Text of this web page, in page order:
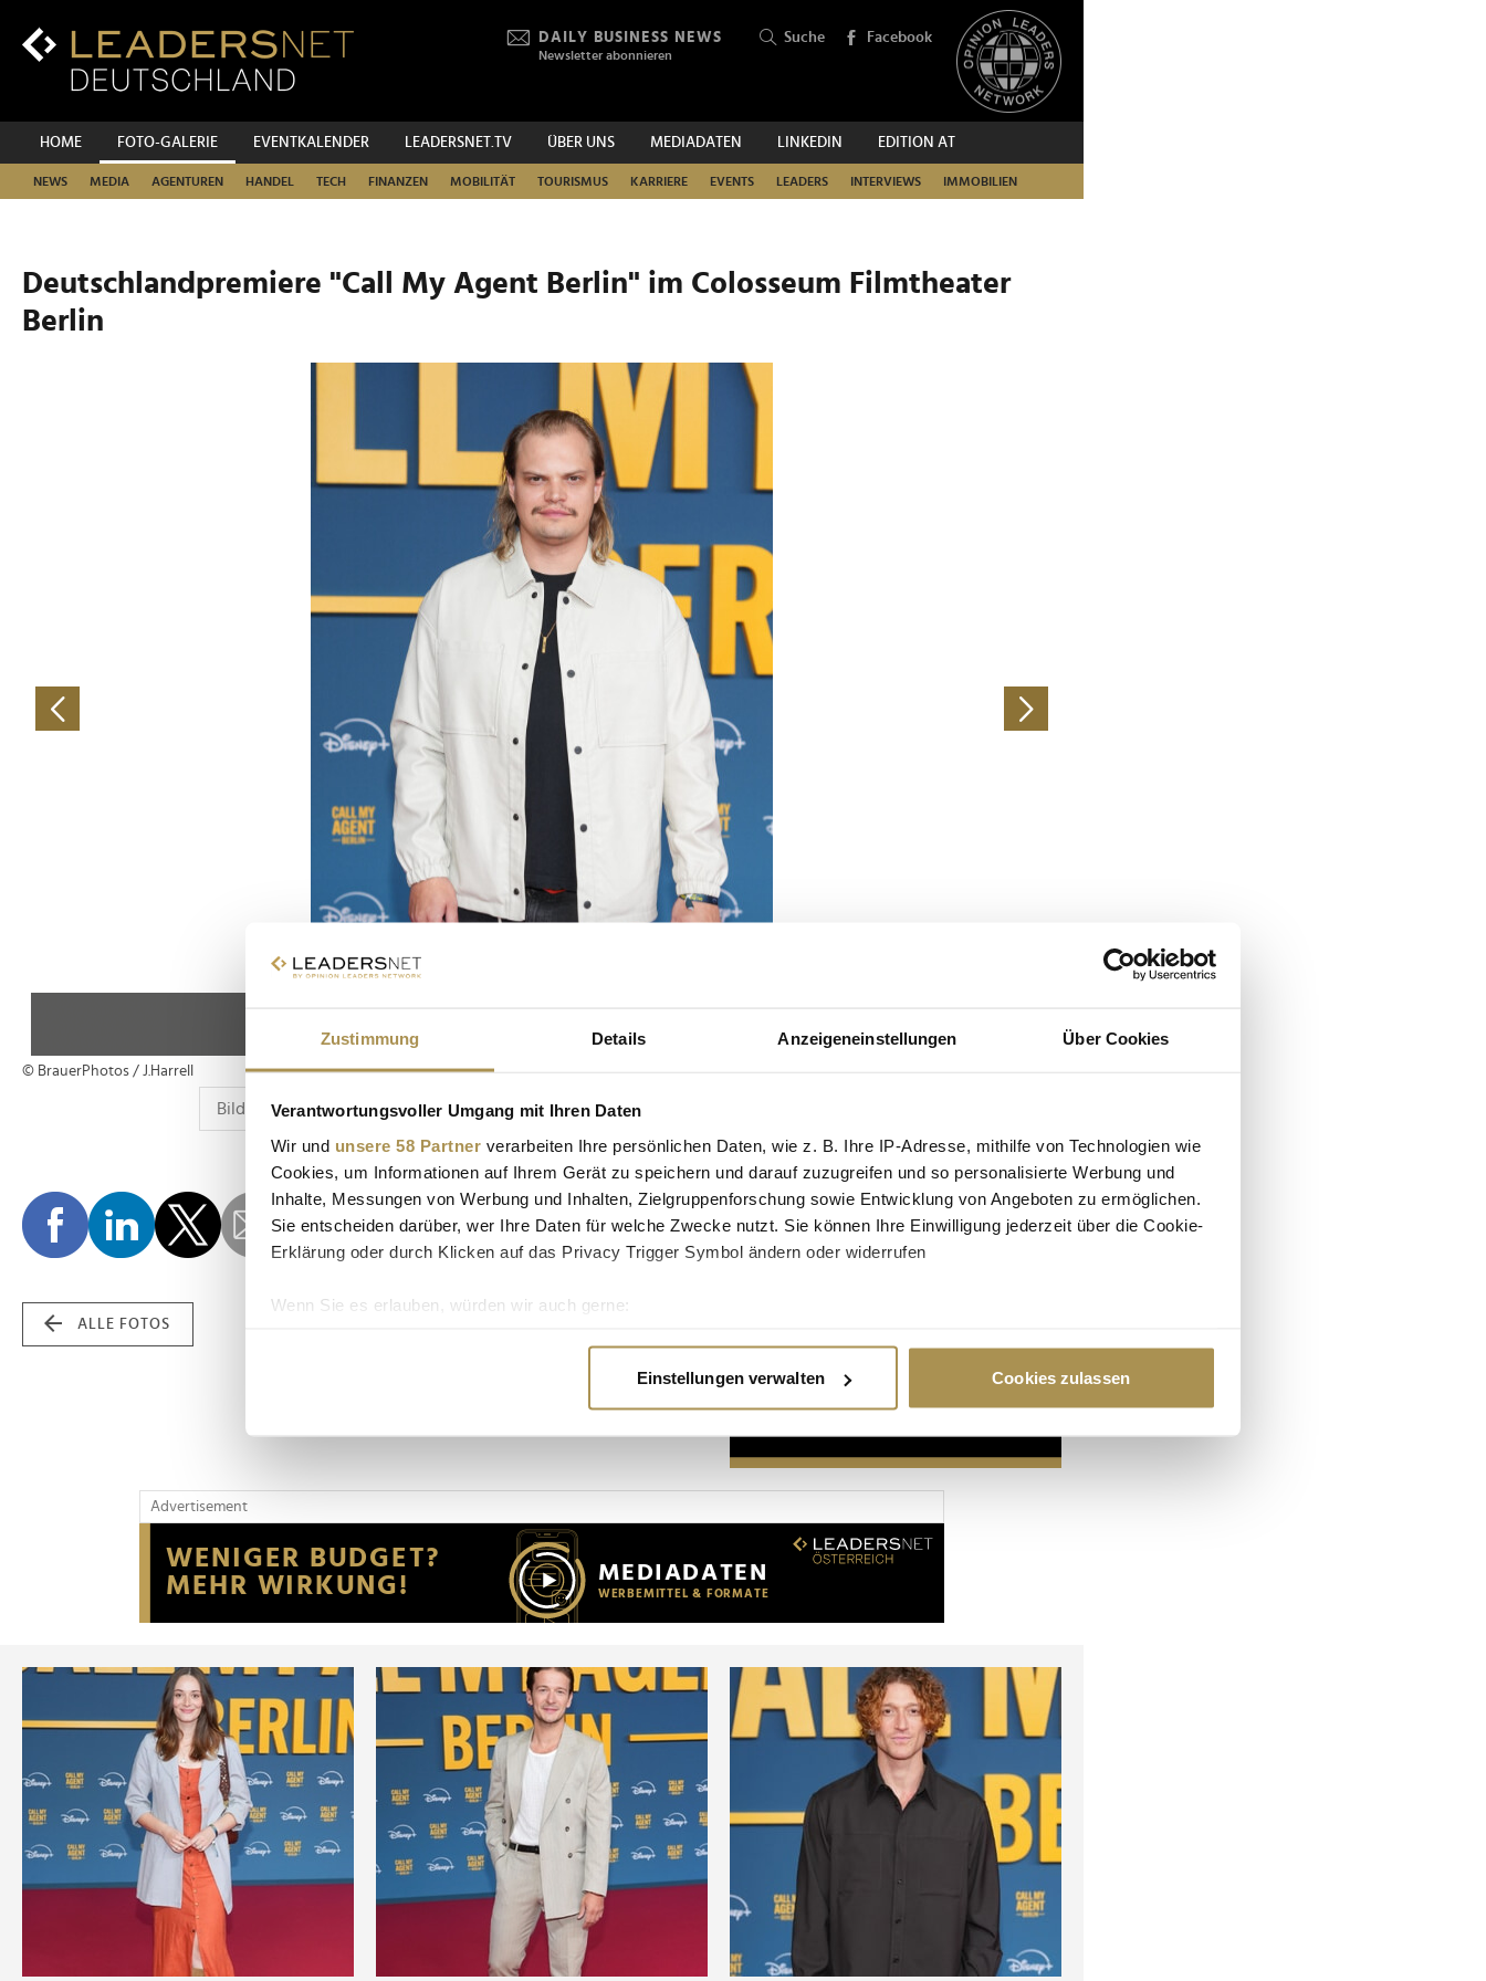
Zustimmung Details Anzeigeneinstellungen Über Cookies
Verantwortungsvoller Umgang mit Ihren Daten
Wir und unsere 58 Partner verarbeiten Ihre persönlichen Daten, wie z. B. Ihre IP-Adresse, mithilfe von Technologien wie
Cookies, um Informationen auf Ihrem Gerät zu speichern und darauf zuzugreifen und so personalisierte Werbung und
Inhalte, Messungen von Werbung und Inhalten, Zielgruppenforschung sowie Entwicklung von Angeboten zu ermöglichen.
Sie entscheiden darüber, wer Ihre Daten für welche Zwecke nutzt. Sie können Ihre Einwilligung jederzeit über die Cookie-
Erklärung oder durch Klicken auf das Privacy Trigger Symbol ändern oder widerrufen
Wenn Sie es erlauben, würden wir auch gerne:
Erfahren Sie mehr darüber, wie Ihre persönlichen Daten verarbeitet werden, und legen Sie Ihre Präferenzen im
Wir verwenden Cookies, um Inhalte und Anzeigen zu personalisieren, Funktionen für soziale Medien anbieten zu können
Website an unsere Partner für soziale Medien, Werbung und Analysen weiter. Unsere Partner führen diese Informationen
möglicherweise mit weiteren Daten zusammen, die Sie ihnen bereitgestellt haben oder die sie im Rahmen Ihrer Nutzung
der Dienste gesammelt haben.
Einstellungen verwalten Cookies zulassen
Inhalt
Hauptnavigation
DAILY BUSINESS NEWS
Newsletter abonnieren
Suche Facebook
HOME FOTO-GALERIE EVENTKALENDER LEADERSNET.TV ÜBER UNS MEDIADATEN LINKEDIN EDITION AT
NEWS MEDIA AGENTUREN HANDEL TECH FINANZEN MOBILITÄT TOURISMUS KARRIERE EVENTS LEADERS INTERVIEWS IMMOBILIEN
SUCHEN
Deutschlandpremiere "Call My Agent Berlin" im Colosseum Filmtheater
Berlin
© BrauerPhotos / J.Harrell
ALLE FOTOS
Advertisement
Advertisement